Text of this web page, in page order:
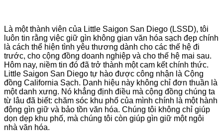
Là một thành viên của Little Saigon San Diego (LSSD), tôi
luôn tin rằng việc giữ gìn không gian văn hóa sạch đẹp chính
là cách thể hiện tình yêu thương dành cho các thế hệ đi
trước, cho cộng đồng doanh nghiệp và cho thế hệ mai sau.
Hôm nay, niềm tin đó đã trở thành một cam kết chính thức.
Little Saigon San Diego tự hào được công nhận là Cộng
đồng California Sạch. Danh hiệu này không chỉ đơn thuần là
một danh xưng. Nó khẳng định điều mà cộng đồng chúng ta
từ lâu đã biết: chăm sóc khu phố của mình chính là một hành
động gìn giữ và bảo tồn văn hóa. Chúng tôi không chỉ giúp
dọn dẹp khu phố, mà chúng tôi còn giúp gìn giữ một ngôi
nhà văn hóa.